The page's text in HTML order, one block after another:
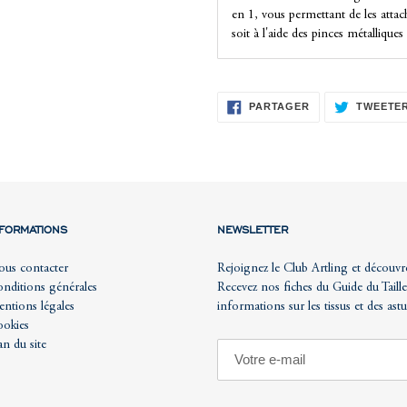
en 1, vous permettant de les
soit à l'aide des pinces métalliques
PARTAGER PARTAGER
contacter
générales
légales
du site
NEWSLETTER
Rejoignez le Club Artling et
Recevez nos fiches du Guide du
informations sur les tissus et des